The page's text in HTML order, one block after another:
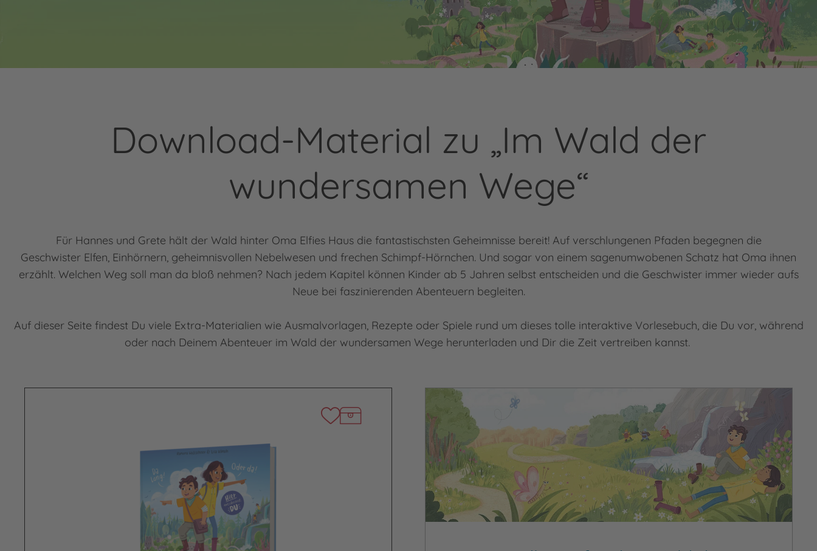
Download-Material zu „Im Wald der
wundersamen Wege“
Für Hannes und Grete hält der Wald hinter Oma Elfies Haus die fantastischsten Geheimnisse bereit! Auf verschlungenen Pfaden begegnen die
Geschwister Elfen, Einhörnern, geheimnisvollen Nebelwesen und frechen Schimpf-Hörnchen. Und sogar von einem sagenumwobenen Schatz hat Oma ihnen
erzählt. Welchen Weg soll man da bloß nehmen? Nach jedem Kapitel können Kinder ab 5 Jahren selbst entscheiden und die Geschwister immer wieder aufs
Neue bei faszinierenden Abenteuern begleiten.
Auf dieser Seite findest Du viele Extra-Materialien wie Ausmalvorlagen, Rezepte oder Spiele rund um dieses tolle interaktive Vorlesebuch, die Du vor, während
oder nach Deinem Abenteuer im Wald der wundersamen Wege herunterladen und Dir die Zeit vertreiben kannst.